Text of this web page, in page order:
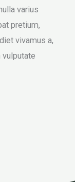
varius
pretium,
vivamus a,